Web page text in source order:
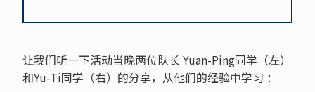
让我们听一下活动当晚两位队长 Yuan-Ping同学（左）
和Yu-Ti同学（右）的分享，从他们的经验中学习 ：